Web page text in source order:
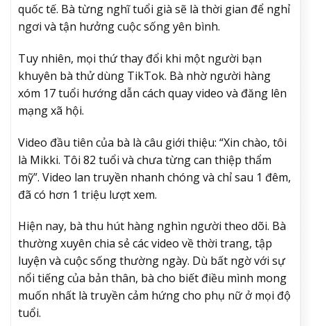
quốc tế. Bà từng nghĩ tuổi già sẽ là thời gian để nghỉ
ngơi và tận hưởng cuộc sống yên bình.
Tuy nhiên, mọi thứ thay đổi khi một người bạn
khuyên bà thử dùng TikTok. Bà nhờ người hàng
xóm 17 tuổi hướng dẫn cách quay video và đăng lên
mạng xã hội.
Video đầu tiên của bà là câu giới thiệu: “Xin chào, tôi
là Mikki. Tôi 82 tuổi và chưa từng can thiệp thẩm
mỹ”. Video lan truyền nhanh chóng và chỉ sau 1 đêm,
đã có hơn 1 triệu lượt xem.
Hiện nay, bà thu hút hàng nghìn người theo dõi. Bà
thường xuyên chia sẻ các video về thời trang, tập
luyện và cuộc sống thường ngày. Dù bất ngờ với sự
nổi tiếng của bản thân, bà cho biết điều mình mong
muốn nhất là truyền cảm hứng cho phụ nữ ở mọi độ
tuổi.